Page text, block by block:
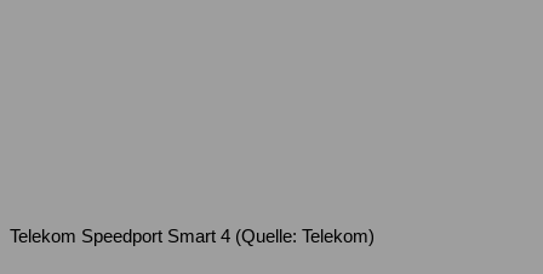
Telekom Speedport Smart 4 (Quelle: Telekom)